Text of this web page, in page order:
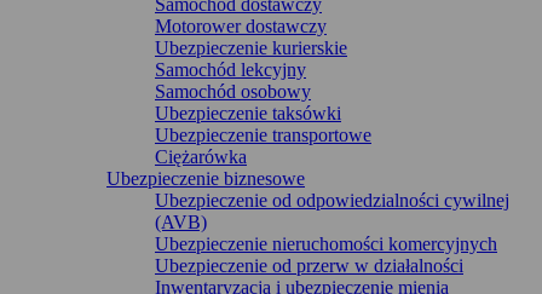
Samochód dostawczy
Motorower dostawczy
Ubezpieczenie kurierskie
Samochód lekcyjny
Samochód osobowy
Ubezpieczenie taksówki
Ubezpieczenie transportowe
Ciężarówka
Ubezpieczenie biznesowe
Ubezpieczenie od odpowiedzialności cywilnej
(AVB)
Ubezpieczenie nieruchomości komercyjnych
Ubezpieczenie od przerw w działalności
Inwentaryzacja i ubezpieczenie mienia